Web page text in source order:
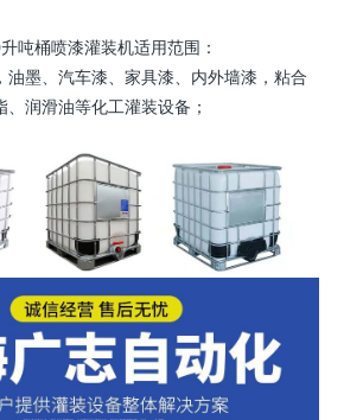
吨桶喷漆灌装机适用范围：
油墨、汽车漆、家具漆、内外墙漆，粘合
润滑油等化工灌装设备；